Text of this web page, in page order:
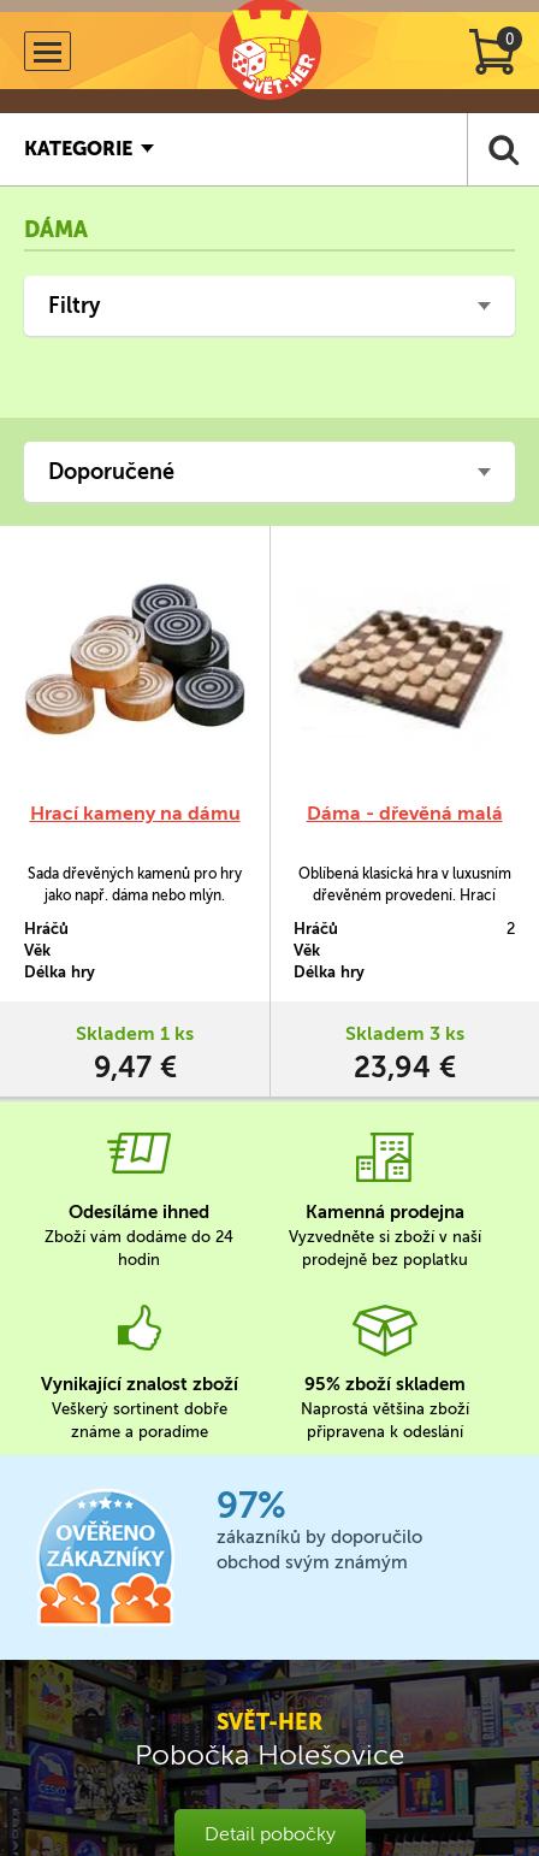
0
KATEGORIE
DÁMA
Filtry
Doporučené
Hrací kameny na dámu
Sada dřevěných kamenů pro hry
jako např. dáma nebo mlýn.
Hráčů
Věk
Délka hry
Skladem 1 ks
9,47 €
Dáma - dřevěná malá
Oblíbená klasická hra v luxusním
dřevěném provedení. Hrací
do níž ukryjete všechny hrací
Hráčů
2
Věk
Délka hry
Skladem 3 ks
23,94 €
Odesíláme ihned
Zboží vám dodáme do 24
hodin
Kamenná prodejna
Vyzvedněte si zboží v naší
prodejně bez poplatku
Vynikající znalost zboží
Veškerý sortinent dobře
známe a poradíme
95% zboží skladem
Naprostá většina zboží
připravena k odeslání
97%
zákazníků by doporučilo
obchod svým známým
SVĚT-HER
Pobočka Holešovice
Detail pobočky